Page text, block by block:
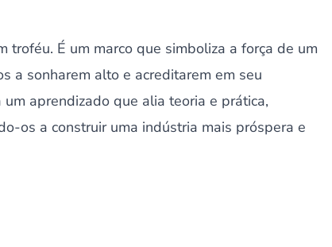
É um marco que simboliza a força de um
a sonharem alto e acreditarem em seu
aprendizado que alia teoria e prática,
os a construir uma indústria mais próspera e